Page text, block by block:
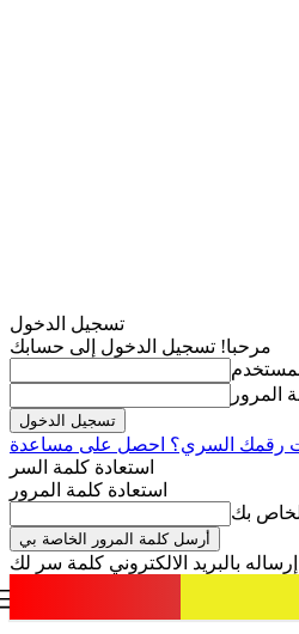
تسجيل الدخول
مرحبا! تسجيل الدخول إلى حسابك
المرور
رقمك السري؟ احصل على مساعدة
استعادة كلمة السر
استعادة كلمة المرور
الخاص بك